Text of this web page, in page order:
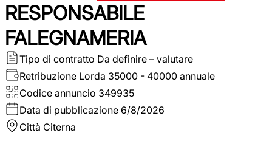
RESPONSABILE
FALEGNAMERIA
Tipo di contratto Da definire – valutare
Retribuzione Lorda 35000 - 40000 annuale
Codice annuncio 349935
Data di pubblicazione 6/8/2026
Città Citerna